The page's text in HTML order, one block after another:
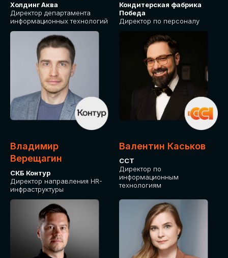
Холдинг Аква
Директор департамента
информационных технологий
Кондитерская фабрика
Победа
Директор по персоналу
Владимир
Верещагин
СКБ Контур
Директор направления HR-
инфраструктуры
Валентин Каськов
ССТ
Директор по
информационным
технологиям